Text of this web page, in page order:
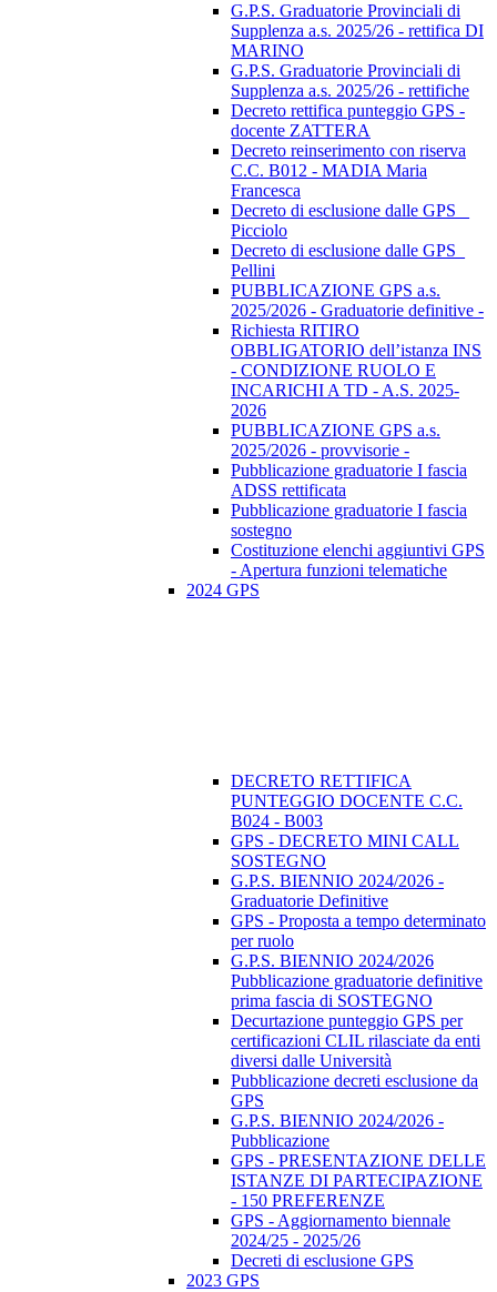
G.P.S. Graduatorie Provinciali di
Supplenza a.s. 2025/26 - rettifica DI
MARINO
G.P.S. Graduatorie Provinciali di
Supplenza a.s. 2025/26 - rettifiche
Decreto rettifica punteggio GPS -
docente ZATTERA
Decreto reinserimento con riserva
C.C. B012 - MADIA Maria
Francesca
Decreto di esclusione dalle GPS _
Picciolo
Decreto di esclusione dalle GPS_
Pellini
PUBBLICAZIONE GPS a.s.
2025/2026 - Graduatorie definitive -
Richiesta RITIRO
OBBLIGATORIO dell’istanza INS
- CONDIZIONE RUOLO E
INCARICHI A TD - A.S. 2025-
2026
PUBBLICAZIONE GPS a.s.
2025/2026 - provvisorie -
Pubblicazione graduatorie I fascia
ADSS rettificata
Pubblicazione graduatorie I fascia
sostegno
Costituzione elenchi aggiuntivi GPS
- Apertura funzioni telematiche
2024 GPS
DECRETO RETTIFICA
PUNTEGGIO DOCENTE C.C.
B024 - B003
GPS - DECRETO MINI CALL
SOSTEGNO
G.P.S. BIENNIO 2024/2026 -
Graduatorie Definitive
GPS - Proposta a tempo determinato
per ruolo
G.P.S. BIENNIO 2024/2026
Pubblicazione graduatorie definitive
prima fascia di SOSTEGNO
Decurtazione punteggio GPS per
certificazioni CLIL rilasciate da enti
diversi dalle Università
Pubblicazione decreti esclusione da
GPS
G.P.S. BIENNIO 2024/2026 -
Pubblicazione
GPS - PRESENTAZIONE DELLE
ISTANZE DI PARTECIPAZIONE
- 150 PREFERENZE
GPS - Aggiornamento biennale
2024/25 - 2025/26
Decreti di esclusione GPS
2023 GPS